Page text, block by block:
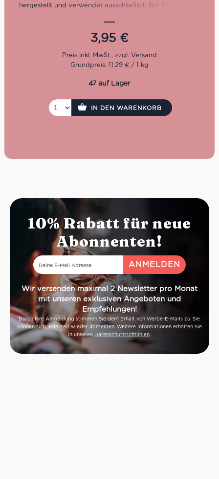
hergestellt und verwendet ausschließlich Bio Tomaten aus
Pastagericht nachkochen: Penne all’Arrabbiata! Guten
3,95 €
Grundpreis: 11,29 € / 1 kg
47 auf Lager
IN DEN WARENKORB
10% Rabatt für neue
Abonnenten!
Wir versenden maximal 2 Newsletter pro Monat
mit unseren exklusiven Angeboten und
Empfehlungen!
Durch Ihre Anmeldung stimmen Sie dem Erhalt von Werbe-E-Mails zu. Sie
können sich jederzeit wieder abmelden. Weitere Informationen erhalten Sie
in unseren Datenschutzrichtlinien